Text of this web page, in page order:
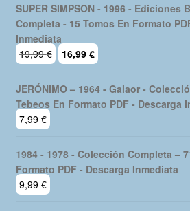
SUPER SIMPSON - 1996 - Ediciones
Completa - 15 Tomos En Formato
Inmediata
19,99€
El
precio
original
era:
16,99 €
actual
JERÓNIMO – 1964 - Galaor -
Tebeos En Formato PDF - Descarga
7,99 €
1984 - 1978 - Colección Completa –
Formato PDF - Descarga Inmediata
9,99 €